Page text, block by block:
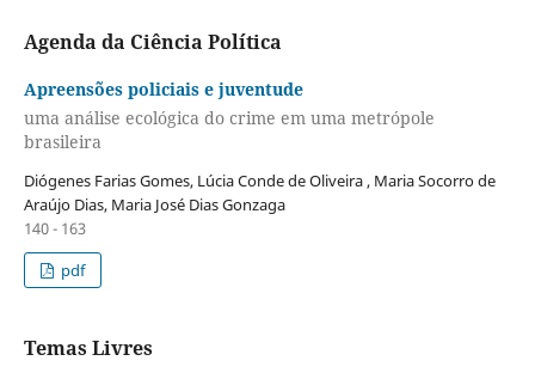
Agenda da Ciência Política
Apreensões policiais e juventude
uma análise ecológica do crime em uma metrópole
brasileira
Diógenes Farias Gomes, Lúcia Conde de Oliveira , Maria Socorro de
Araújo Dias, Maria José Dias Gonzaga
140 - 163
pdf
Temas Livres